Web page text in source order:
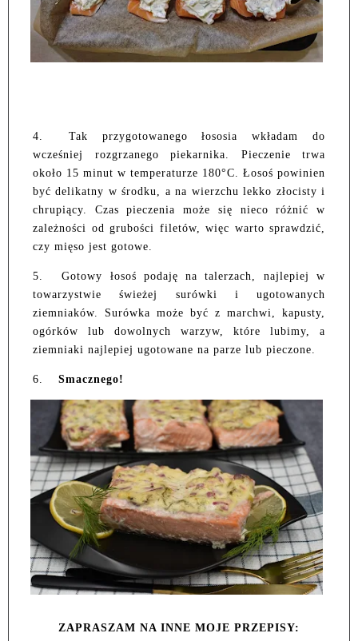
4.
Tak przygotowanego łososia wkładam do
wcześniej rozgrzanego piekarnika. Pieczenie trwa
około 15 minut w temperaturze 180°C. Łosoś powinien
być delikatny w środku, a na wierzchu lekko złocisty i
chrupiący. Czas pieczenia może się nieco różnić w
zależności od grubości filetów, więc warto sprawdzić,
czy mięso jest gotowe.
5.
Gotowy łosoś podaję na talerzach, najlepiej w
towarzystwie świeżej surówki i ugotowanych
ziemniaków. Surówka może być z marchwi, kapusty,
ogórków lub dowolnych warzyw, które lubimy, a
ziemniaki najlepiej ugotowane na parze lub pieczone.
6. Smacznego!
ZAPRASZAM NA INNE MOJE PRZEPISY: